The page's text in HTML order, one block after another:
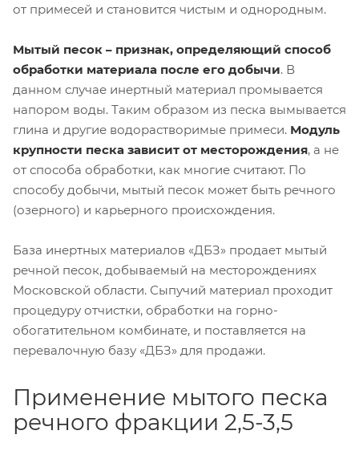
от примесей и становится чистым и однородным.
Мытый песок – признак, определяющий способ
обработки материала после его добычи. В
данном случае инертный материал промывается
напором воды. Таким образом из песка вымывается
глина и другие водорастворимые примеси. Модуль
крупности песка зависит от месторождения, а не
от способа обработки, как многие считают. По
способу добычи, мытый песок может быть речного
(озерного) и карьерного происхождения.
База инертных материалов «ДБЗ» продает мытый
речной песок, добываемый на месторождениях
Московской области. Сыпучий материал проходит
процедуру отчистки, обработки на горно-
обогатительном комбинате, и поставляется на
перевалочную базу «ДБЗ» для продажи.
Применение мытого песка
речного фракции 2,5-3,5